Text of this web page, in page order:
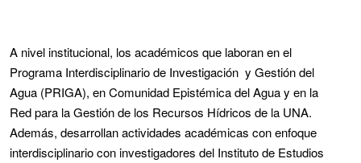
A nivel institucional, los académicos que laboran en el
Programa Interdisciplinario de Investigación y Gestión del
Agua (PRIGA), en Comunidad Epistémica del Agua y en la
Red para la Gestión de los Recursos Hídricos de la UNA.
Además, desarrollan actividades académicas con enfoque
interdisciplinario con investigadores del Instituto de Estudios